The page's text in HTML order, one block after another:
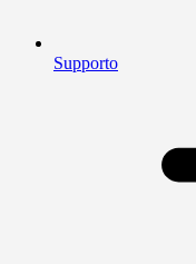
Supporto